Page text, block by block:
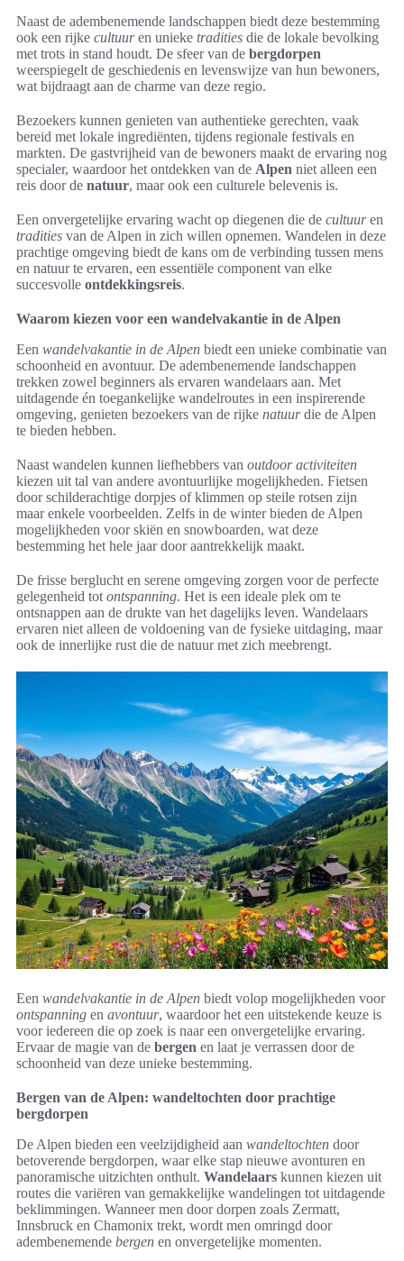
Naast de adembenemende landschappen biedt deze bestemming
ook een rijke cultuuren unieke tradities die de lokale bevolking
met trots in stand houdt. De sfeer van de bergdorpen
weerspiegelt de geschiedenis en levenswijze van hun bewoners,
wat bijdraagt aan de charme van deze regio.
Bezoekers kunnen genieten van authentieke gerechten, vaak
bereid met lokale ingrediënten, tijdens regionale festivals en
markten. De gastvrijheid van de bewoners maakt de ervaring nog
specialer, waardoor het ontdekken van de Alpen niet alleen een
reis door de natuur, maar ook een culturele belevenis is.
Een onvergetelijke ervaring wacht op diegenen die de cultuuren
tradities van de Alpen in zich willen opnemen. Wandelen in deze
prachtige omgeving biedt de kans om de verbinding tussen mens
en natuur te ervaren, een essentiële component van elke
succesvolle ontdekkingsreis.
Waarom kiezen voor een wandelvakantie in de Alpen
Een wandelvakantie in de Alpen biedt een unieke combinatie van
schoonheid en avontuur. De adembenemende landschappen
trekken zowel beginners als ervaren wandelaars aan. Met
uitdagende én toegankelijke wandelroutes in een inspirerende
omgeving, genieten bezoekers van de rijke natuurdie de Alpen
te bieden hebben.
Naast wandelen kunnen liefhebbers van outdoor activiteiten
kiezen uit tal van andere avontuurlijke mogelijkheden. Fietsen
door schilderachtige dorpjes of klimmen op steile rotsen zijn
maar enkele voorbeelden. Zelfs in de winter bieden de Alpen
mogelijkheden voor skiën en snowboarden, wat deze
bestemming het hele jaar door aantrekkelijk maakt.
De frisse berglucht en serene omgeving zorgen voor de perfecte
gelegenheid tot ontspanning. Het is een ideale plek om te
ontsnappen aan de drukte van het dagelijks leven. Wandelaars
ervaren niet alleen de voldoening van de fysieke uitdaging, maar
ook de innerlijke rust die de natuur met zich meebrengt.
Een wandelvakantie in de Alpen biedt volop mogelijkheden voor
ontspanning en avontuur, waardoor het een uitstekende keuze is
voor iedereen die op zoek is naar een onvergetelijke ervaring.
Ervaar de magie van de bergen en laat je verrassen door de
schoonheid van deze unieke bestemming.
Bergen van de Alpen: wandeltochten door prachtige
bergdorpen
De Alpen bieden een veelzijdigheid aan wandeltochten door
betoverende bergdorpen, waar elke stap nieuwe avonturen en
panoramische uitzichten onthult. Wandelaars kunnen kiezen uit
routes die variëren van gemakkelijke wandelingen tot uitdagende
beklimmingen. Wanneer men door dorpen zoals Zermatt,
Innsbruck en Chamonix trekt, wordt men omringd door
adembenemende bergen en onvergetelijke momenten.